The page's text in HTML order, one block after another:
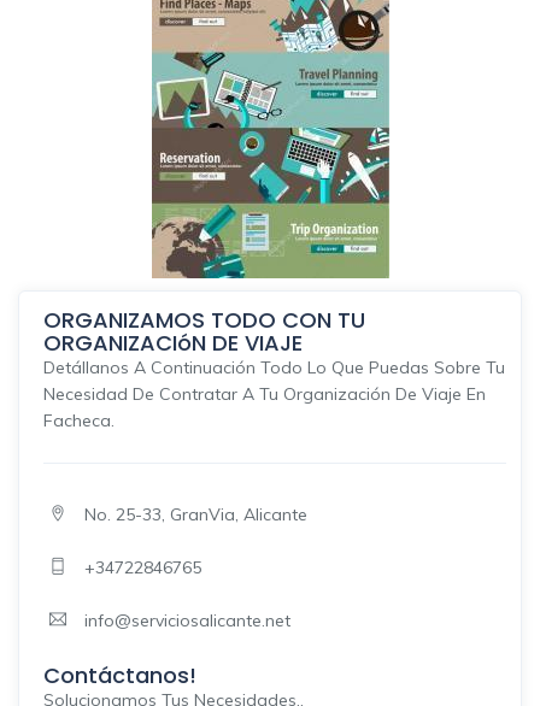
ORGANIZAMOS TODO CON TU
ORGANIZACIóN DE VIAJE
Detállanos A Continuación Todo Lo Que Puedas Sobre Tu
Necesidad De Contratar A Tu Organización De Viaje En
Facheca.
No. 25-33, GranVia, Alicante
+34722846765
info@serviciosalicante.net
Contáctanos!
Solucionamos Tus Necesidades..